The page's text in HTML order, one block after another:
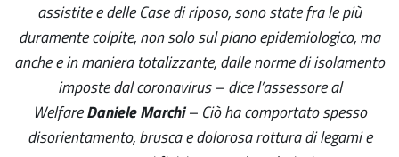
assistite e delle Case di riposo, sono state fra le più
duramente colpite, non solo sul piano epidemiologico, ma
anche e in maniera totalizzante, dalle norme di isolamento
imposte dal coronavirus – dice l’assessore al
WelfareDaniele Marchi– Ciò ha comportato spesso
disorientamento, brusca e dolorosa rottura di legami e